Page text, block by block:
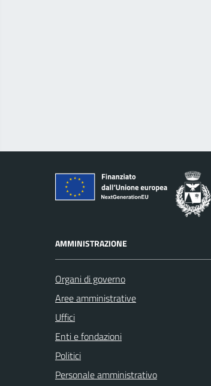
AMMINISTRAZIONE
Organi di governo
Aree amministrative
Uffici
Enti e fondazioni
Politici
Personale amministrativo